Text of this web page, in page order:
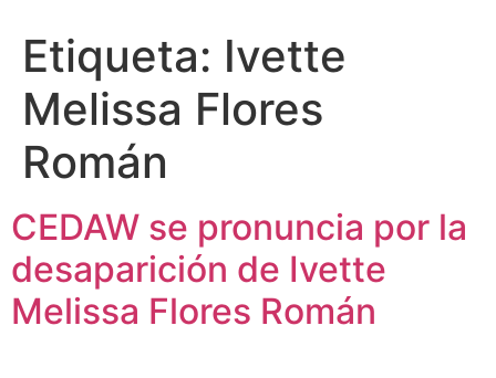
Etiqueta: Ivette
Melissa Flores
Román
CEDAW se pronuncia por la
desaparición de Ivette
Melissa Flores Román